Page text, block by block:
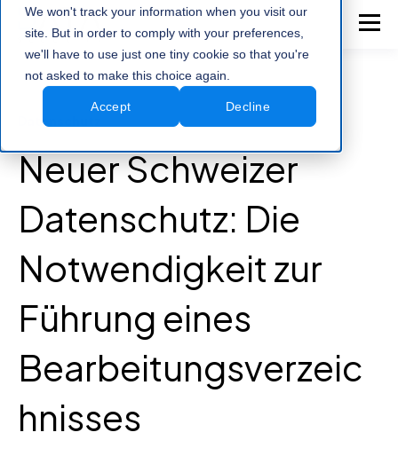
We won't track your information when you visit our
site. But in order to comply with your preferences,
we'll have to use just one tiny cookie so that you're
not asked to make this choice again.
Accept Decline
Datenschutz
Neuer Schweizer
Datenschutz: Die
Notwendigkeit zur
Führung eines
Bearbeitungsverzeic
hnisses